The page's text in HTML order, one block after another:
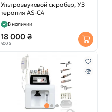
Ультразвуковой скрабер, УЗ
терапия AS-C4
В наличии
18 000 ₴
400 $